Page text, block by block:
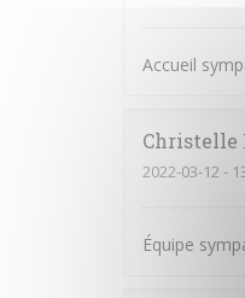
Accueil
Christelle
2022-03-12 -
Équipe